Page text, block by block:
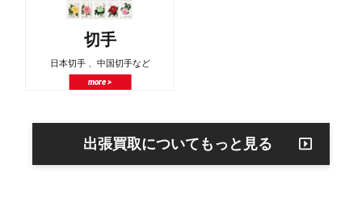
切手
日本切手 、中国切手など
more >
出張買取についてもっと見る